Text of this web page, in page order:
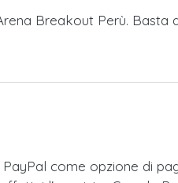
Breakout Perù. Basta
come opzione di